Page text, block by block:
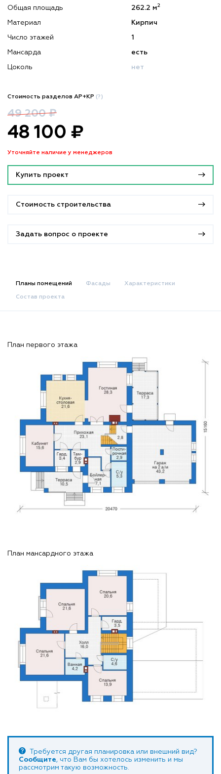
Общая площадь 262.2 м2
Материал Кирпич
Число этажей 1
Мансарда есть
Цоколь нет
Стоимость разделов АР+КР (?)
49 200 ₽
48 100 ₽
Уточняйте наличие у менеджеров
Купить проект
Стоимость строительства
Задать вопрос о проекте
Планы помещений Фасады Характеристики
Состав проекта
План первого этажа
План мансардного этажа
Требуется другая планировка или внешний вид?
Сообщите, что Вам бы хотелось изменить и мы
рассмотрим такую возможность.